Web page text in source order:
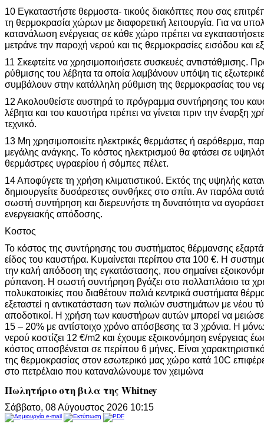
10 Εγκαταστήστε θερμοστα- τικούς διακόπτες που σας
τη θερμοκρασία χώρων με διαφορετική λειτουργία. Για να
κατανάλωση ενέργειας σε κάθε χώρο πρέπει να εγκαταστήσετε
μετράνε την παροχή νερού και τις θερμοκρασίες εισόδου και
11 Σκεφτείτε να χρησιμοποιήσετε συσκευές αντιστάθμισης.
ρύθμισης του λέβητα τα οποία λαμβάνουν υπόψη τις
συμβάλουν στην κατάλληλη ρύθμιση της θερμοκρασίας του
12 Ακολουθείστε αυστηρά το πρόγραμμα συντήρησης του
λέβητα και του καυστήρα πρέπει να γίνεται πριν την έναρξη
τεχνικό.
13 Μη χρησιμοποιείτε ηλεκτρικές θερμάστες ή αερόθερμα,
μεγάλης ανάγκης. Το κόστος ηλεκτρισμού θα φτάσει σε
θερμάστρες υγραερίου ή σόμπες πέλετ.
14 Αποφύγετε τη χρήση κλιματιστικού. Εκτός της υψηλής
δημιουργείτε δυσάρεστες συνθήκες στο σπίτι. Αν παρόλα αυτά
σωστή συντήρηση και διερευνήστε τη δυνατότητα να
ενεργειακής απόδοσης.
Κοστος
Το κόστος της συντήρησης του συστήματος θέρμανσης
είδος του καυστήρα. Κυμαίνεται περίπου στα 100 €. Η
την καλή απόδοση της εγκατάστασης, που σημαίνει
ρύπανση. Η σωστή συντήρηση βγάζει στο πολλαπλάσιο τα
πολυκατοικίες που διαθέτουν παλιά κεντρικά συστήματα
εξεταστεί η αντικατάσταση των παλιών συστημάτων με νέου
αποδοτικοί. Η χρήση των καυστήρων αυτών μπορεί να μειώσει
15 – 20% με αντίστοιχο χρόνο απόσβεσης τα 3 χρόνια. Η
νερού κοστίζει 12 €/m2 και έχουμε εξοικονόμηση ενέργειας
κόστος αποσβένεται σε περίπου 6 μήνες. Είναι
της θερμοκρασίας στον εσωτερικό μας χώρο κατά 10C
στο πετρέλαιο που καταναλώνουμε τον χειμώνα
Πωλητήριο στη βιλα της Whitney
Σάββατο, 08 Αύγουστος 2026 10:15